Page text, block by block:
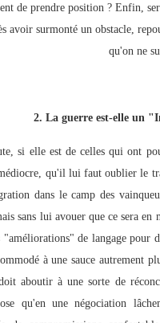
de prendre position ? Enfin,
avoir surmonté un obstacle,
qu'on ne
2. La guerre est-elle un
si elle est de celles qui ont
qu'il lui faut oublier le
dans le camp des
sans lui avouer que ce sera
"améliorations" de langage
à une sauce autrement
aboutir à une sorte de
qu'en une négociation